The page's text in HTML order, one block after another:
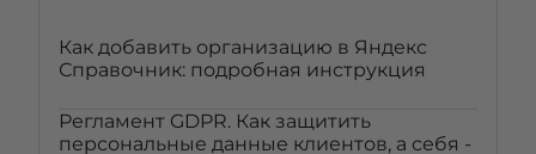
Как добавить организацию в Яндекс
Справочник: подробная инструкция
Регламент GDPR. Как защитить
персональные данные клиентов, а себя -